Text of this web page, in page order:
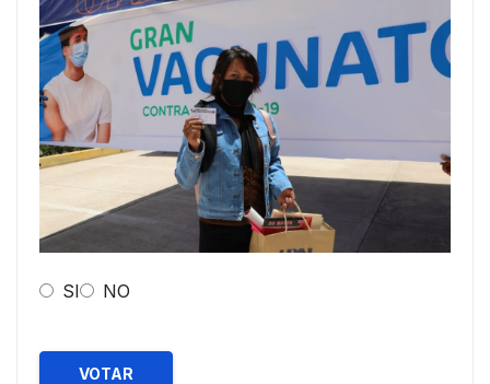
SI NO
VOTAR